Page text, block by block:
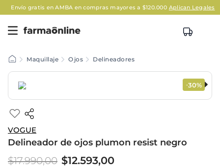
Envío gratis en AMBA en compras mayores a $120.000Aplican Legales
Maquillaje Ojos Delineadores
-30%
VOGUE
Delineador de ojos plumon resist negro
$17.990,00 $12.593,00